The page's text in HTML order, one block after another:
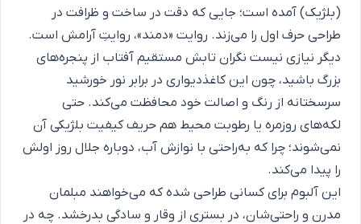
(بلژیک) آمده است؛ جایی که دقت در ساخت و ظرافت در
طراحی حرف اول را می‌زند. روایت «دمند»، روایتِ آرامش است.
دیگر نیازی نیست نگران تابش مستقیم آفتاب از پنجره‌های
بزرگ باشید، چون این کاغذدیواری در برابر نور خورشید
سرسختانه از رنگ و اصالت خود محافظت می‌کند. حتی
لکه‌های روزمره یا رطوبت محیط هم حریف کیفیت بلژیکی آن
نمی‌شوند؛ چرا که به‌راحتی با نوازش آب، دوباره جلال روز اولش
را پیدا می‌کند.
این آلبوم برای کسانی طراحی شده که می‌خواهند مبلمان
مدرن و راحتی‌شان، در بستری از وقار و سادگی بدرخشد. چه در